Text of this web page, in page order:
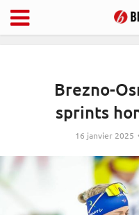
Brezno-
sprints
16 janvier 2025